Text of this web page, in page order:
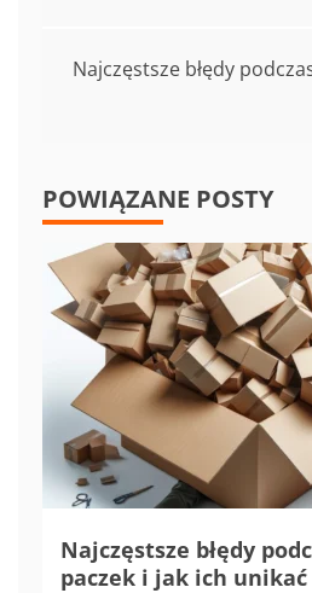
Najczęstsze błędy
POWIĄZANE POSTY
Najczęstsze błędy
paczek i jak ich unikać